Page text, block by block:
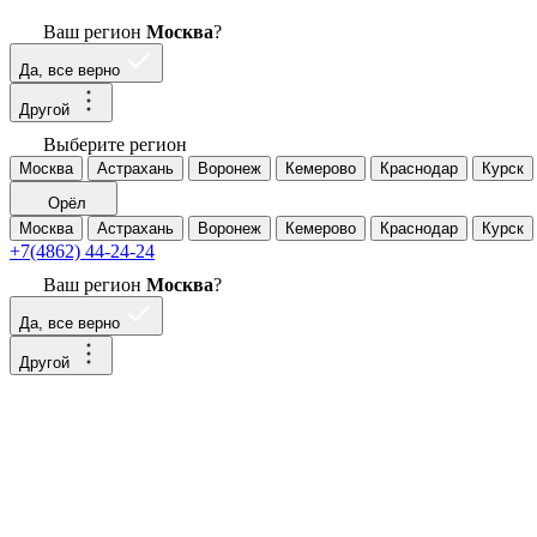
Ваш регион Москва?
Да, все верно
Другой
Выберите регион
Москва Астрахань Воронеж Кемерово Краснодар Курск
Орёл
Москва
Астрахань Воронеж Кемерово Краснодар Курск
+7(4862) 44-24-24
Ваш регион Москва?
Да, все верно
Другой